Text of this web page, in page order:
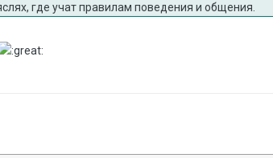
где учат правилам поведения и общения.